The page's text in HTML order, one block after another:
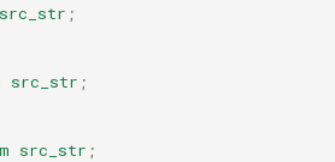
src_str ;
src_str ;
src_str ;